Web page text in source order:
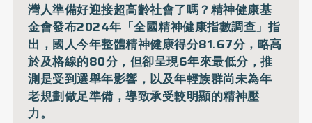
灣人準備好迎接超高齡社會了嗎？精神健康基
金會發布2024年「全國精神健康指數調查」指
出，國人今年整體精神健康得分81.67分，略高
於及格線的80分，但卻呈現6年來最低分，推
測是受到選舉年影響，以及年輕族群尚未為年
老規劃做足準備，導致承受較明顯的精神壓
力。